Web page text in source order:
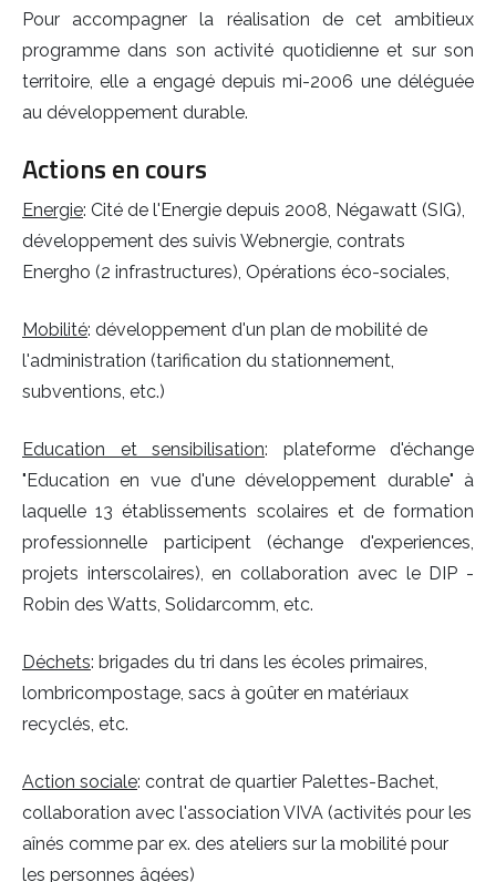
Pour accompagner la réalisation de cet ambitieux
programme dans son activité quotidienne et sur son
territoire, elle a engagé depuis mi-2006 une déléguée
au développement durable.
Actions en cours
Energie: Cité de l'Energie depuis 2008, Négawatt (SIG),
développement des suivis Webnergie, contrats
Energho (2 infrastructures), Opérations éco-sociales,
Mobilité: développement d'un plan de mobilité de
l'administration (tarification du stationnement,
subventions, etc.)
Education et sensibilisation: plateforme d'échange
"Education en vue d'une développement durable" à
laquelle 13 établissements scolaires et de formation
professionnelle participent (échange d'experiences,
projets interscolaires), en collaboration avec le DIP -
Robin des Watts, Solidarcomm, etc.
Déchets: brigades du tri dans les écoles primaires,
lombricompostage, sacs à goûter en matériaux
recyclés, etc.
Action sociale: contrat de quartier Palettes-Bachet,
collaboration avec l'association VIVA (activités pour les
aînés comme par ex. des ateliers sur la mobilité pour
les personnes âgées)